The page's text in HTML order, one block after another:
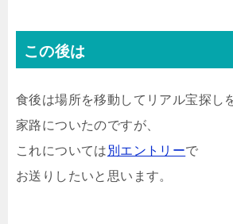
この後は
食後は場所を移動してリアル宝探し
家路についたのですが、
これについては 別エントリーで
お送りしたいと思います。